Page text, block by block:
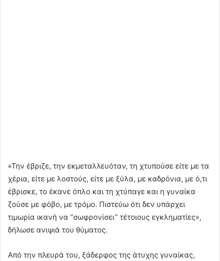
«Την έβριζε, την εκμεταλλευόταν, τη χτυπούσε είτε με τα
χέρια, είτε με λοστούς, είτε με ξύλα, με καδρόνια, με ό,τι
έβρισκε, το έκανε όπλο και τη χτύπαγε και η γυναίκα
ζούσε με φόβο, με τρόμο. Πιστεύω ότι δεν υπάρχει
τιμωρία ικανή να “σωφρονίσει” τέτοιους εγκληματίες»,
δήλωσε ανιψιά του θύματος.
Από την πλευρά του, ξάδερφος της άτυχης γυναίκας,